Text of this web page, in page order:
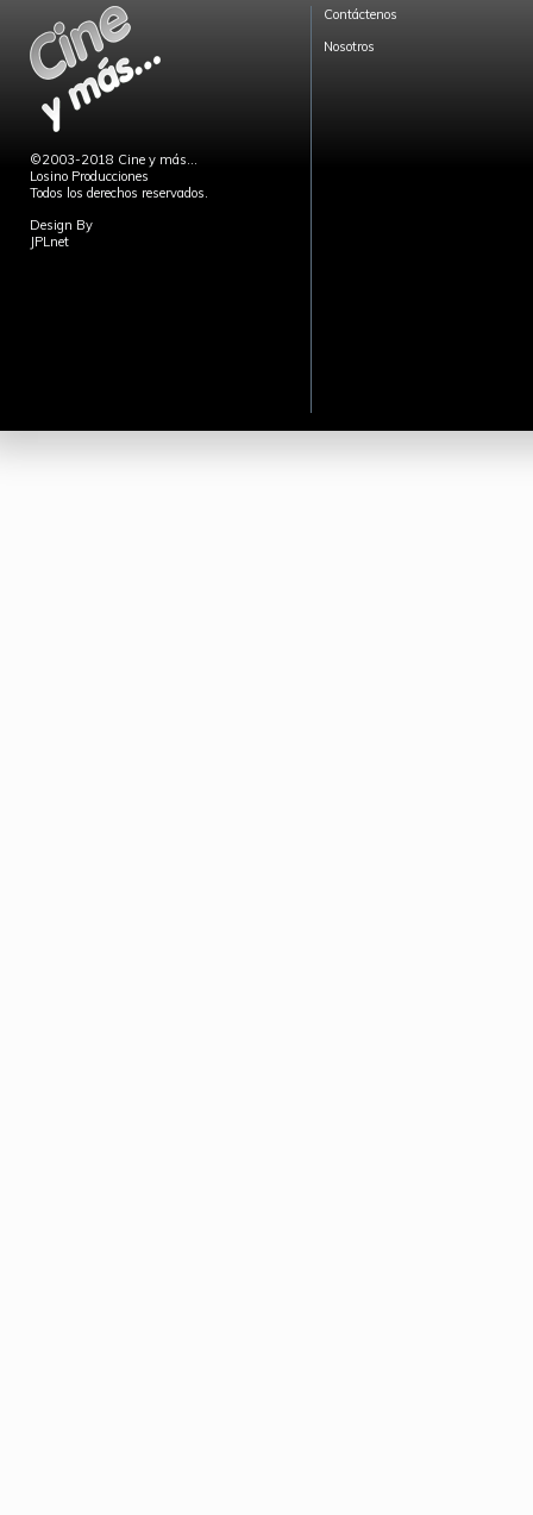
©2003-2018 Cine y más...
Losino Producciones
Todos los derechos reservados.
Design By
JPLnet
Contáctenos
Nosotros